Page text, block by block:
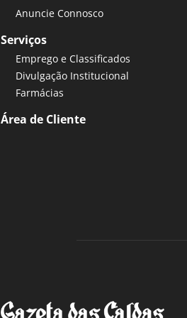
Anuncie Connosco
Serviços
Emprego e Classificados
Divulgação Institucional
Farmácias
Área de Cliente